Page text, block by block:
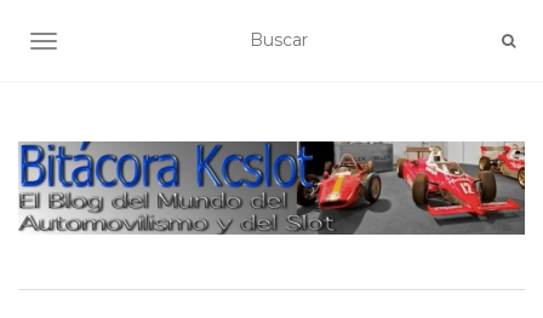
ALTERNAR NAVEGACIÓN